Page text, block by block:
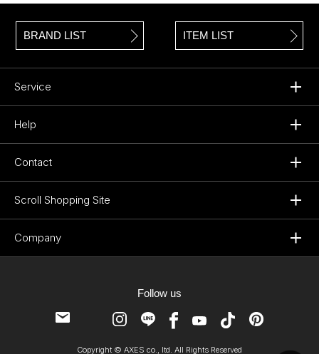
BRAND LIST ITEM LIST
Service
Help
Contact
Scroll Shopping Site
Company
Follow us
Copyright © AXES co., ltd. All Rights Reserved